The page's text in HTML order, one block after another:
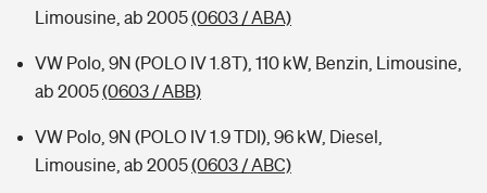
Limousine, ab 2005(0603 / ABA)
VW Polo, 9N (POLO IV 1.8T), 110 kW, Benzin, Limousine,
ab 2005(0603 / ABB)
VW Polo, 9N (POLO IV 1.9 TDI), 96 kW, Diesel,
Limousine, ab 2005(0603 / ABC)